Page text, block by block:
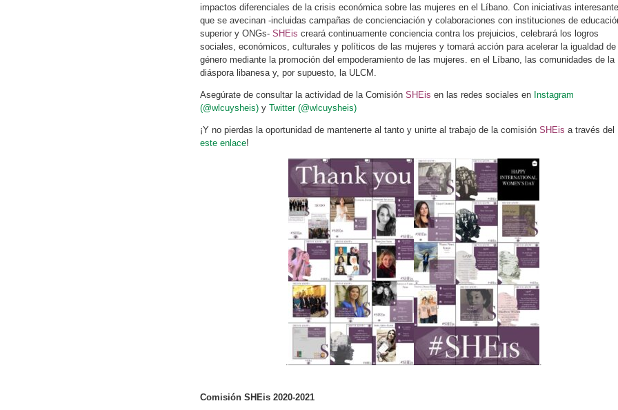
impactos diferenciales de la crisis económica sobre las mujeres en el Líbano. Con iniciativas
que se avecinan -incluidas campañas de concienciación y colaboraciones con instituciones de
superior y ONGs- SHEis creará continuamente conciencia contra los prejuicios, celebrará los logros
sociales, económicos, culturales y políticos de las mujeres y tomará acción para acelerar la igualdad de
género mediante la promoción del empoderamiento de las mujeres. en el Líbano, las comunidades de la
diáspora libanesa y, por supuesto, la ULCM.
Asegúrate de consultar la actividad de la Comisión SHEis en las redes sociales en Instagram
(@wlcuysheis) y Twitter (@wlcuysheis)
¡Y no pierdas la oportunidad de mantenerte al tanto y unirte al trabajo de la comisión SHEis a través del
este enlace!
. .
Comisión SHEis 2020-2021